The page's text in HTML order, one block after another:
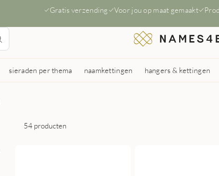
Gratis verzending Voor jou op maat gemaakt
sieraden per thema naamkettingen hangers & kettingen
54 producten